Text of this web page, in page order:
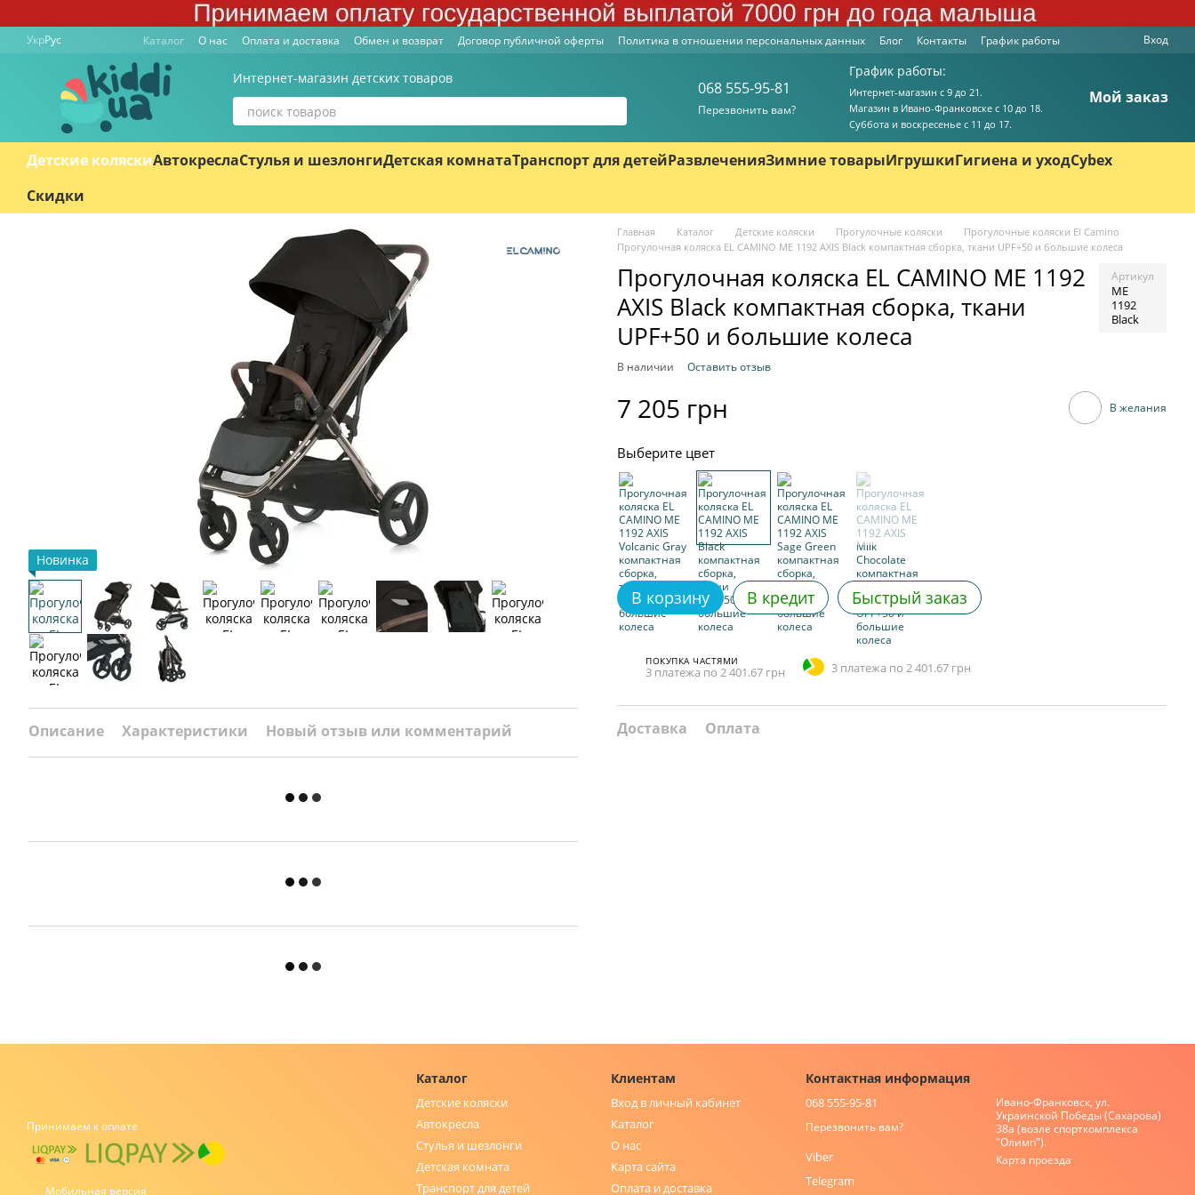
Перейти к основному контенту
УкрРус Каталог О нас Оплата и доставка Обмен и возврат Договор публичной оферты Политика в отношении персональных данных Блог Контакты График работы Вход
Интернет-магазин детских товаров
068 555-95-81
Перезвонить вам?
График работы:
Интернет-магазин с 9 до 21.
Магазин в Ивано-Франковске с 10 до 18.
Суббота и воскресенье с 11 до 17.
Мой заказ
Детские коляскиАвтокреслаСтулья и шезлонгиДетская комнатаТранспорт для детейРазвлеченияЗимние товарыИгрушкиГигиена и уходCybex
Скидки
Новинка
Описание Характеристики Новый отзыв или комментарий
Главная Каталог Детские коляски Прогулочные коляски
Прогулочные коляски El Camino
Прогулочная коляска EL CAMINO ME 1192 AXIS Black компактная сборка, ткани UPF+50 и большие колеса
Прогулочная коляска EL CAMINO ME 1192
AXIS Black компактная сборка, ткани
UPF+50 и большие колеса
Артикул
ME
1192
Black
В наличии Оставить отзыв
7 205 грн В желания
Выберите цвет
В корзину В кредит Быстрый заказ
ПОКУПКА ЧАСТЯМИ
3 платежа по 2 401.67 грн 3 платежа по 2 401.67 грн
Доставка Оплата
Принимаем к оплате
Мобильная версия
Каталог
Детские коляски
Автокресла
Стулья и шезлонги
Детская комната
Транспорт для детей
Клиентам
Вход в личный кабинет
Каталог
О нас
Карта сайта
Оплата и доставка
Контактная информация
068 555-95-81
Перезвонить вам?
Viber
Telegram
Ивано-Франковск, ул.
Украинской Победы (Сахарова)
38а (возле спорткомплекса
"Олимп").
Карта проезда